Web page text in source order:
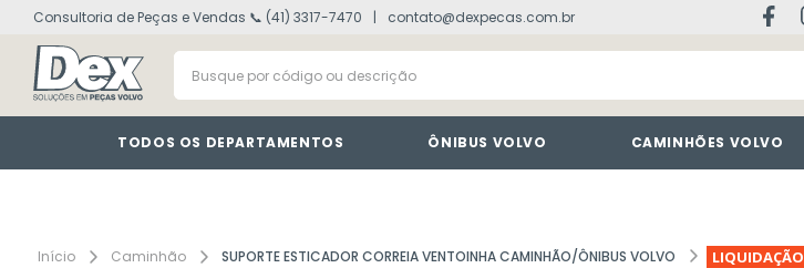
Consultoria de Peças e Vendas 📞 (41) 3317-7470 contato@dexpecas.com.br
Busque por código ou descrição
TODOS OS DEPARTAMENTOS ÔNIBUS VOLVO CAMINHÕES VOLVO
Caminhão SUPORTE ESTICADOR CORREIA VENTOINHA CAMINHÃO/ÔNIBUS VOLVO LIQUIDAÇÃO
1º volvo fh
3º vm
4º farol
5º lanterna
7 defletor